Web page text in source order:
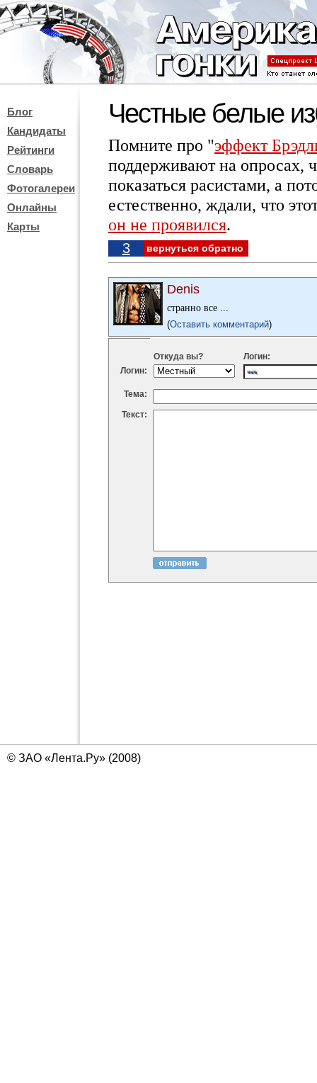
Блог
Кандидаты
Рейтинги
Словарь
Фотогалереи
Онлайны
Карты
Честные белые
Помните про "эффект
поддерживают на опросах,
показаться расистами, а
естественно, ждали, что
он не проявился.
3 вернуться обратно
Denis
странно все ...
(Оставить комментарий)
Логин:
Откуда вы? Логин:
Тема:
Текст:
© ЗАО «Лента.Ру» (2008)